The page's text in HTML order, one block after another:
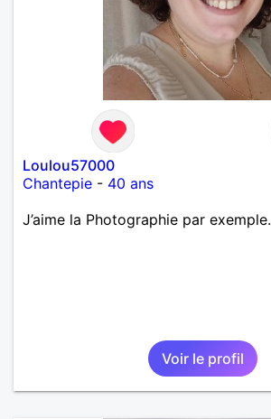
Loulou57000
Chantepie - 40 ans
J’aime la Photographie par exemple.
Voir le profil